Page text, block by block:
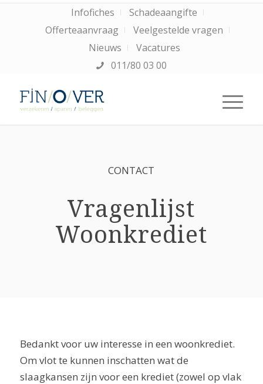
Infofiches
Schadeaangifte
Offerteaanvraag
Veelgestelde vragen
Nieuws
Vacatures
011/80 03 00
CONTACT
Vragenlijst
Woonkrediet
Bedankt voor uw interesse in een woonkrediet.
Om vlot te kunnen inschatten wat de
slaagkansen zijn voor een krediet (zowel op vlak